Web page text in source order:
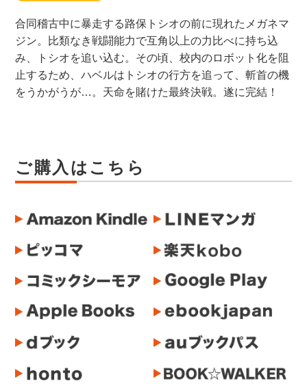
合同稽古中に暴走する路保トシオの前に現れたメガネマ
ジン。比類なき戦闘能力で互角以上の力比べに持ち込
み、トシオを追い込む。その頃、校内のロボット化を阻
止するため、ハベルはトシオの行方を追って、斬首の機
をうかがうが…。天命を賭けた最終決戦。遂に完結！
ご購入はこちら